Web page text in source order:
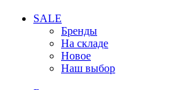
SALE
Бренды
На складе
Новое
Наш выбор